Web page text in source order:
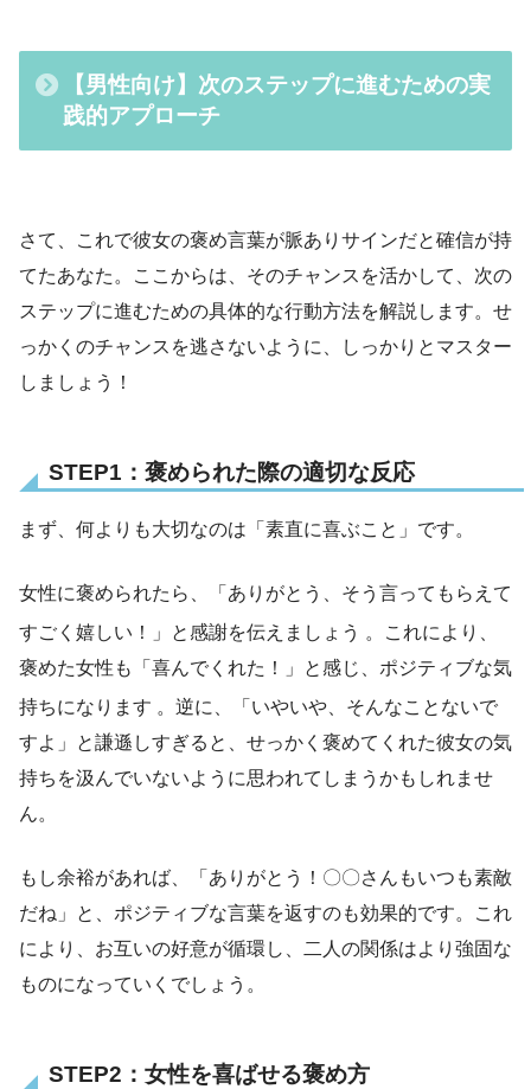
【男性向け】次のステップに進むための実
践的アプローチ
さて、これで彼女の褒め言葉が脈ありサインだと確信が持
てたあなた。ここからは、そのチャンスを活かして、次の
ステップに進むための具体的な行動方法を解説します。せ
っかくのチャンスを逃さないように、しっかりとマスター
しましょう！
STEP1：褒められた際の適切な反応
まず、何よりも大切なのは「素直に喜ぶこと」です。
女性に褒められたら、「ありがとう、そう言ってもらえて
すごく嬉しい！」と感謝を伝えましょう 。これにより、
褒めた女性も「喜んでくれた！」と感じ、ポジティブな気
持ちになります 。逆に、「いやいや、そんなことないで
すよ」と謙遜しすぎると、せっかく褒めてくれた彼女の気
持ちを汲んでいないように思われてしまうかもしれませ
ん。
もし余裕があれば、「ありがとう！〇〇さんもいつも素敵
だね」と、ポジティブな言葉を返すのも効果的です。これ
により、お互いの好意が循環し、二人の関係はより強固な
ものになっていくでしょう。
STEP2：女性を喜ばせる褒め方